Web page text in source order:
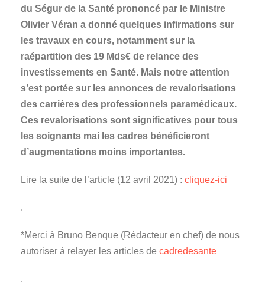
du Ségur de la Santé prononcé par le Ministre
Olivier Véran a donné quelques infirmations sur
les travaux en cours, notamment sur la
raépartition des 19 Mds€ de relance des
investissements en Santé. Mais notre attention
s’est portée sur les annonces de revalorisations
des carrières des professionnels paramédicaux.
Ces revalorisations sont significatives pour tous
les soignants mai les cadres bénéficieront
d’augmentations moins importantes.
Lire la suite de l’article (12 avril 2021) : cliquez-ici
.
*Merci à Bruno Benque (Rédacteur en chef) de nous
autoriser à relayer les articles de cadredesante
.